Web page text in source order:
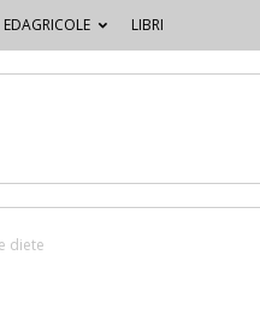
EDAGRICOLE LIBRI
diete